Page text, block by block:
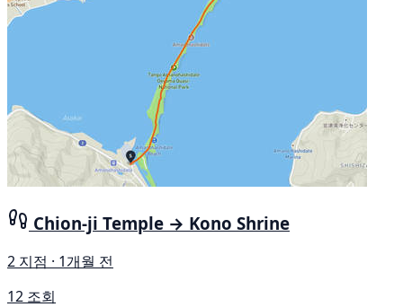
Chion-ji Temple → Kono Shrine
2 지점 · 1개월 전
12 조회